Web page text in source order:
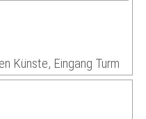
Künste, Eingang Turm